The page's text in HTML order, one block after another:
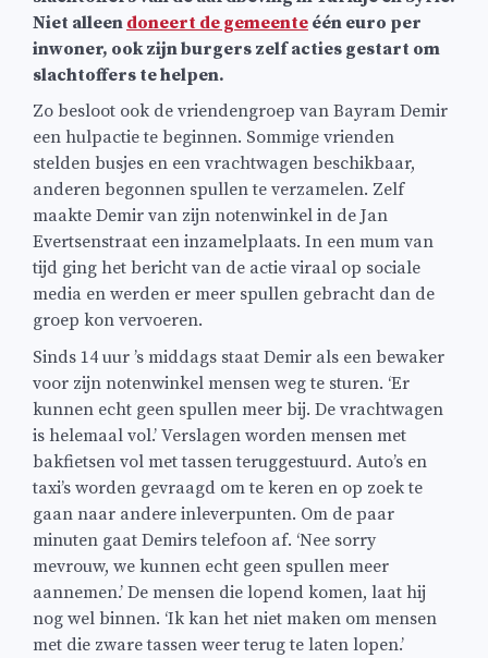
Niet alleen doneert de gemeente één euro per
inwoner, ook zijn burgers zelf acties gestart om
slachtoffers te helpen.
Zo besloot ook de vriendengroep van Bayram Demir
een hulpactie te beginnen. Sommige vrienden
stelden busjes en een vrachtwagen beschikbaar,
anderen begonnen spullen te verzamelen. Zelf
maakte Demir van zijn notenwinkel in de Jan
Evertsenstraat een inzamelplaats. In een mum van
tijd ging het bericht van de actie viraal op sociale
media en werden er meer spullen gebracht dan de
groep kon vervoeren.
Sinds 14 uur ’s middags staat Demir als een bewaker
voor zijn notenwinkel mensen weg te sturen. ‘Er
kunnen echt geen spullen meer bij. De vrachtwagen
is helemaal vol.’ Verslagen worden mensen met
bakfietsen vol met tassen teruggestuurd. Auto’s en
taxi’s worden gevraagd om te keren en op zoek te
gaan naar andere inleverpunten. Om de paar
minuten gaat Demirs telefoon af. ‘Nee sorry
mevrouw, we kunnen echt geen spullen meer
aannemen.’ De mensen die lopend komen, laat hij
nog wel binnen. ‘Ik kan het niet maken om mensen
met die zware tassen weer terug te laten lopen.’